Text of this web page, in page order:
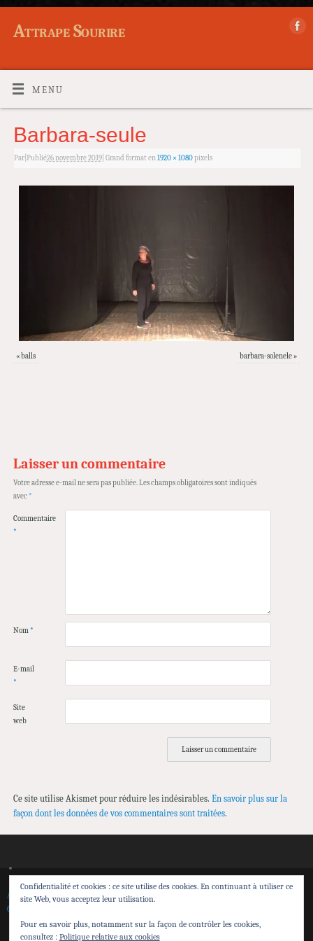
Attrape Sourire
MENU
Barbara-seule
Par| Publié26 novembre 2019| Grand format en1920 × 1080pixels
« balls barbara-solenele»
Laisser un commentaire
Votre adresse e-mail ne sera pas publiée.Les champs obligatoires sont indiqués
avec *
Commentaire
*
Nom*
E-mail
*
Site
web
Ce site utilise Akismet pour réduire les indésirables. En savoir plus sur la
façon dont les données de vos commentaires sont traitées.
Accueil Spectacles Théâtre de Sensibilisation
Calendrier
Cie Attrape Sourire
Confidentialité et cookies : ce site utilise des cookies. En continuant à utiliser ce
site Web, vous acceptez leur utilisation.
Pour en savoir plus, notamment sur la façon de contrôler les cookies,
consultez : Politique relative aux cookies